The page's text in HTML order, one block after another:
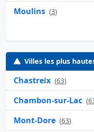
Moulins (3)
Villes les plus
Chastreix (63)
Chambon-sur-Lac (
Mont-Dore (63)